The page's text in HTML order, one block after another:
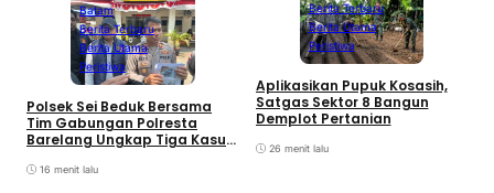
Batam
Berita Terbaru
Berita Utama
Peristiwa
Polsek Sei Beduk Bersama
Tim Gabungan Polresta
Barelang Ungkap Tiga Kasus
16 menit lalu
Berita Terbaru
Berita Utama
Peristiwa
Aplikasikan Pupuk Kosasih,
Satgas Sektor 8 Bangun
Demplot Pertanian
26 menit lalu